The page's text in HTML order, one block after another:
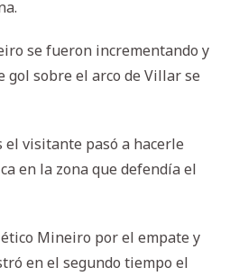
se fueron incrementando y
gol sobre el arco de Villar se
el visitante pasó a hacerle
en la zona que defendía el
Mineiro por el empate y
en el segundo tiempo el